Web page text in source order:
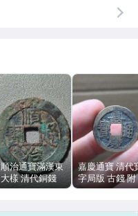
順治通寶滿漢東
大樣 清代銅錢
28mm以上 筒子
嘉慶通寶 清代
字局版 古錢 附
來源憑證